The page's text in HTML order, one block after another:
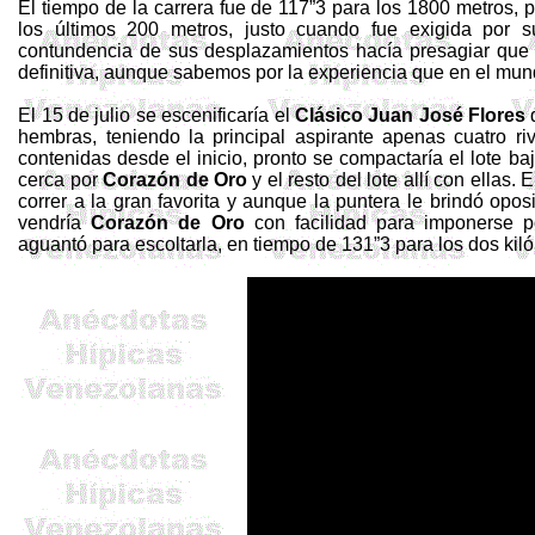
El tiempo de la carrera fue de 117”3 para los 1800 metros,
los últimos 200 metros, justo cuando fue exigida
contundencia de sus desplazamientos hacía presagiar
definitiva, aunque sabemos por la experiencia que en el
El 15 de julio se escenificaría elClásico Juan José Flores
hembras, teniendo la principal aspirante apenas cuatro
contenidas desde el inicio, pronto se compactaría el lote
cerca porCorazón de Oro y el resto del lote allí con ellas.
correr a la gran favorita y aunque la puntera le brindó
vendríaCorazón de Orocon facilidad para imponerse
aguantó para escoltarla, en tiempo de 131”3 para los dos